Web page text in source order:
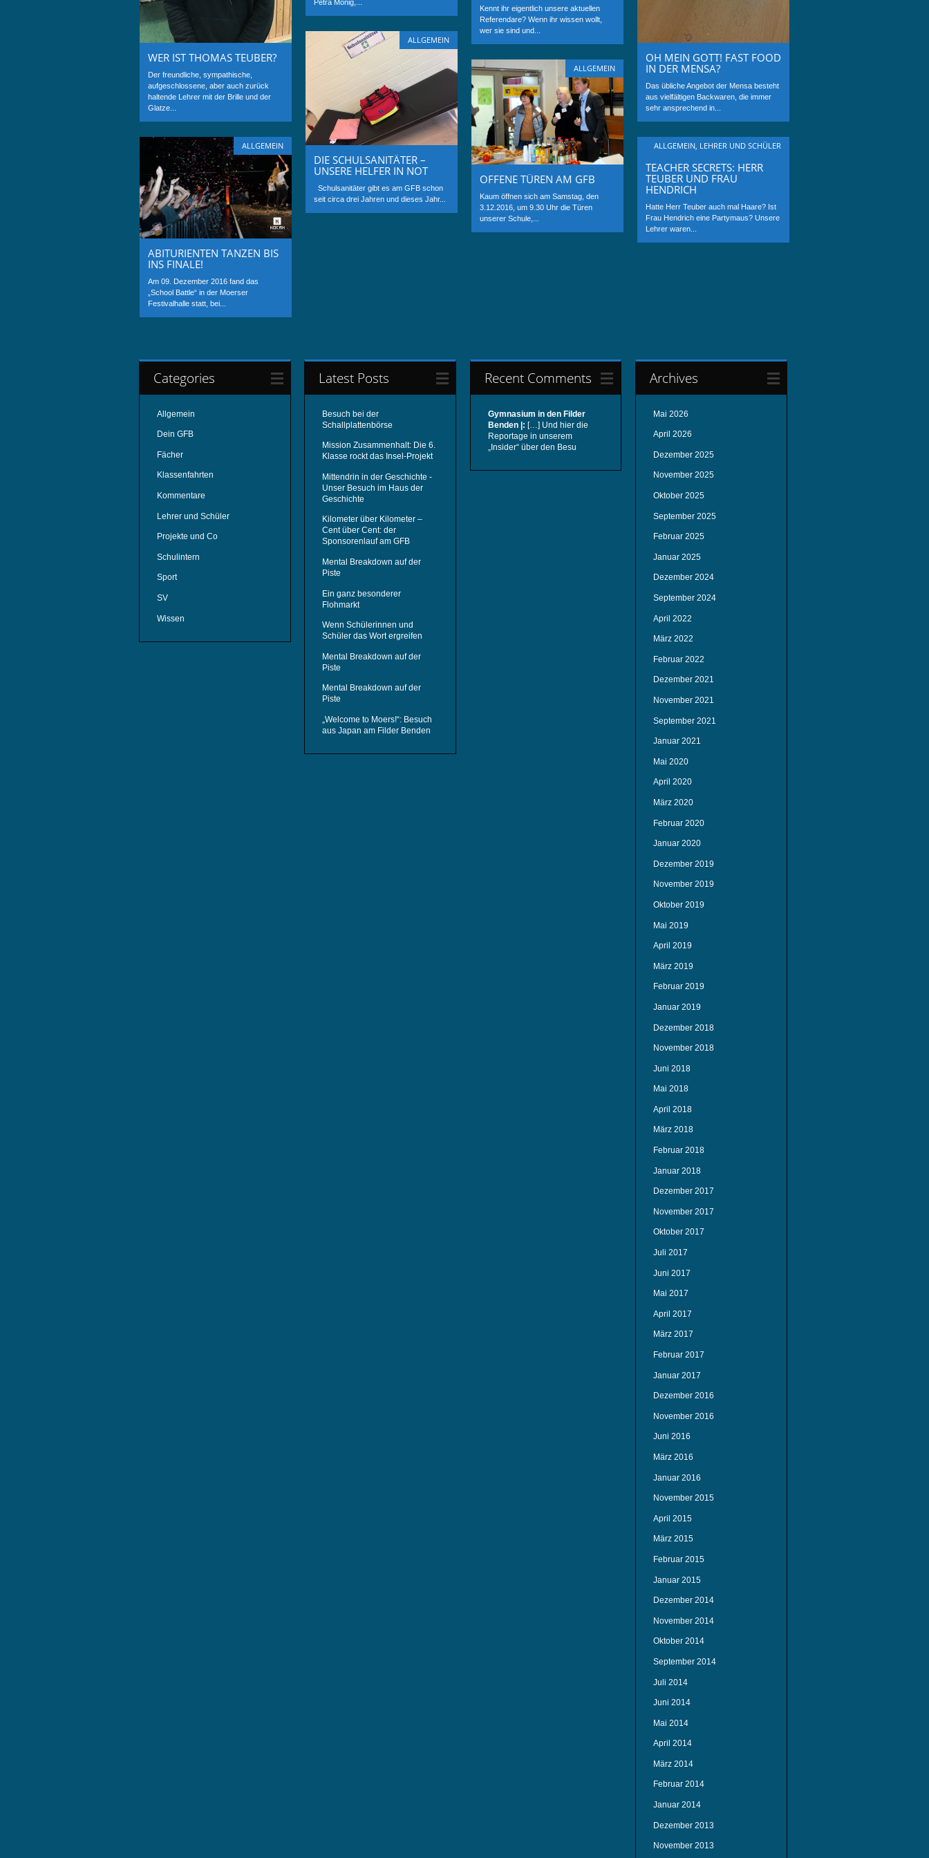
WER IST THOMAS TEUBER?
Der freundliche, sympathische,
aufgeschlossene, aber auch zurück
haltende Lehrer mit der Brille und der
Glatze...
Petra Mönig,...
Kennt ihr eigentlich unsere aktuellen
Referendare? Wenn ihr wissen wollt,
wer sie sind und...
OH MEIN GOTT! FAST FOOD
IN DER MENSA?
Das übliche Angebot der Mensa besteht
aus vielfältigen Backwaren, die immer
sehr ansprechend in...
ALLGEMEIN
DIE SCHULSANITÄTER –
UNSERE HELFER IN NOT
Schulsanitäter gibt es am GFB schon
seit circa drei Jahren und dieses Jahr...
ALLGEMEIN
OFFENE TÜREN AM GFB
Kaum öffnen sich am Samstag, den
3.12.2016, um 9.30 Uhr die Türen
unserer Schule,...
ALLGEMEIN
ABITURIENTEN TANZEN BIS
INS FINALE!
Am 09. Dezember 2016 fand das
„School Battle“ in der Moerser
Festivalhalle statt, bei...
ALLGEMEIN, LEHRER UND SCHÜLER
TEACHER SECRETS: HERR
TEUBER UND FRAU
HENDRICH
Hatte Herr Teuber auch mal Haare? Ist
Frau Hendrich eine Partymaus? Unsere
Lehrer waren...
Categories
Allgemein
Dein GFB
Fächer
Klassenfahrten
Kommentare
Lehrer und Schüler
Projekte und Co
Schulintern
Sport
SV
Wissen
Latest Posts
Besuch bei der
Schallplattenbörse
Mission Zusammenhalt: Die 6.
Klasse rockt das Insel-Projekt
Mittendrin in der Geschichte -
Unser Besuch im Haus der
Geschichte
Kilometer über Kilometer –
Cent über Cent: der
Sponsorenlauf am GFB
Mental Breakdown auf der
Piste
Ein ganz besonderer
Flohmarkt
Wenn Schülerinnen und
Schüler das Wort ergreifen
Mental Breakdown auf der
Piste
Mental Breakdown auf der
Piste
„Welcome to Moers!“: Besuch
aus Japan am Filder Benden
Recent Comments
Gymnasium in den Filder
Benden |: […] Und hier die
Reportage in unserem
„Insider“ über den Besu
Archives
Mai 2026
April 2026
Dezember 2025
November 2025
Oktober 2025
September 2025
Februar 2025
Januar 2025
Dezember 2024
September 2024
April 2022
März 2022
Februar 2022
Dezember 2021
November 2021
September 2021
Januar 2021
Mai 2020
April 2020
März 2020
Februar 2020
Januar 2020
Dezember 2019
November 2019
Oktober 2019
Mai 2019
April 2019
März 2019
Februar 2019
Januar 2019
Dezember 2018
November 2018
Juni 2018
Mai 2018
April 2018
März 2018
Februar 2018
Januar 2018
Dezember 2017
November 2017
Oktober 2017
Juli 2017
Juni 2017
Mai 2017
April 2017
März 2017
Februar 2017
Januar 2017
Dezember 2016
November 2016
Juni 2016
März 2016
Januar 2016
November 2015
April 2015
März 2015
Februar 2015
Januar 2015
Dezember 2014
November 2014
Oktober 2014
September 2014
Juli 2014
Juni 2014
Mai 2014
April 2014
März 2014
Februar 2014
Januar 2014
Dezember 2013
November 2013